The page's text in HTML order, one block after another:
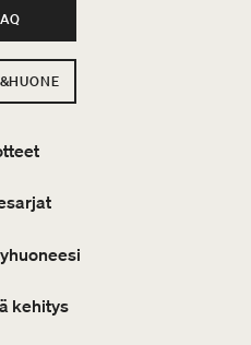
kehitys